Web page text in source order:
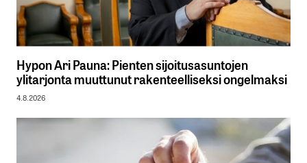
Hypon Ari Pauna: Pienten sijoitusasuntojen
ylitarjonta muuttunut rakenteelliseksi ongelmaksi
4.8.2026